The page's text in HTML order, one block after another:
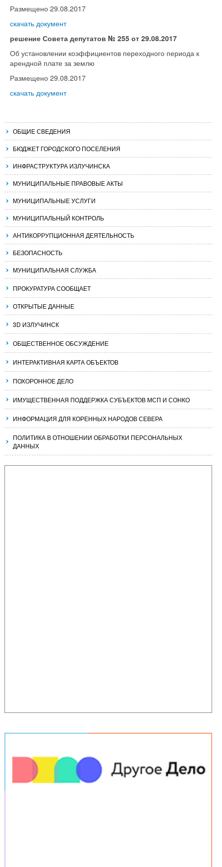
Размещено 29.08.2017
скачать документ
решение Совета депутатов № 255 от 29.08.2017
Об установлении коэффициентов переходного периода к
арендной плате за землю
Размещено 29.08.2017
скачать документ
ОБЩИЕ СВЕДЕНИЯ
БЮДЖЕТ ГОРОДСКОГО ПОСЕЛЕНИЯ
ИНФРАСТРУКТУРА ИЗЛУЧИНСКА
МУНИЦИПАЛЬНЫЕ ПРАВОВЫЕ АКТЫ
МУНИЦИПАЛЬНЫЕ УСЛУГИ
МУНИЦИПАЛЬНЫЙ КОНТРОЛЬ
АНТИКОРРУПЦИОННАЯ ДЕЯТЕЛЬНОСТЬ
БЕЗОПАСНОСТЬ
МУНИЦИПАЛЬНАЯ СЛУЖБА
ПРОКУРАТУРА СООБЩАЕТ
ОТКРЫТЫЕ ДАННЫЕ
3D ИЗЛУЧИНСК
ОБЩЕСТВЕННОЕ ОБСУЖДЕНИЕ
ИНТЕРАКТИВНАЯ КАРТА ОБЪЕКТОВ
ПОХОРОННОЕ ДЕЛО
ИМУЩЕСТВЕННАЯ ПОДДЕРЖКА СУБЪЕКТОВ МСП И СОНКО
ИНФОРМАЦИЯ ДЛЯ КОРЕННЫХ НАРОДОВ СЕВЕРА
ПОЛИТИКА В ОТНОШЕНИИ ОБРАБОТКИ ПЕРСОНАЛЬНЫХ
ДАННЫХ